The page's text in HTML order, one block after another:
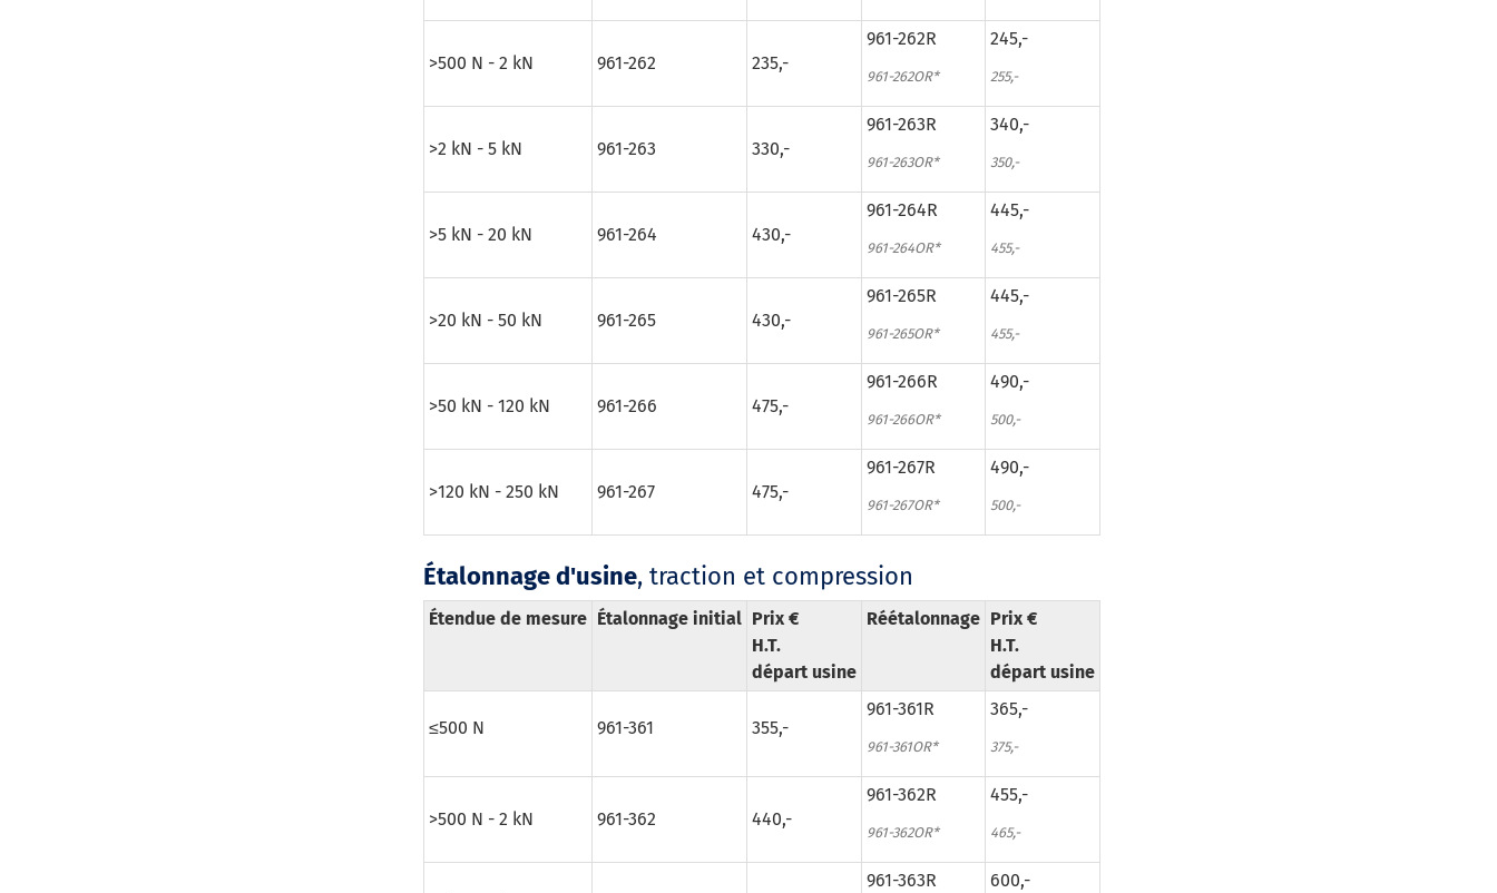
>500 N - 2 kN 961-262 235,-
961-262R
961-262OR*
245,-
255,-
>2 kN - 5 kN 961-263 330,-
961-263R
961-263OR*
340,-
350,-
>5 kN - 20 kN 961-264 430,-
961-264R
961-264OR*
445,-
455,-
>20 kN - 50 kN 961-265 430,-
961-265R
961-265OR*
445,-
455,-
>50 kN - 120 kN 961-266 475,-
961-266R
961-266OR*
490,-
500,-
>120 kN - 250 kN 961-267 475,-
961-267R
961-267OR*
490,-
500,-
Étalonnage d'usine, traction et compression
Étendue de mesure Étalonnage initial Prix €
H.T.
départ usine
Réétalonnage Prix €
H.T.
départ usine
≤500 N 961-361 355,-
961-361R
961-361OR*
365,-
375,-
>500 N - 2 kN 961-362 440,-
961-362R
961-362OR*
455,-
465,-
961-363R 600,-